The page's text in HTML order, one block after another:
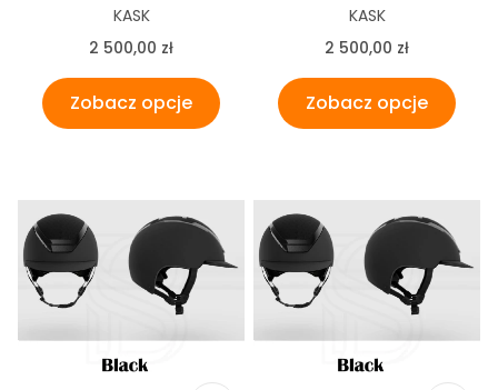
Producent
KASK
Cena
2 500,00 zł
Zobacz opcje
Producent
KASK
Cena
2 500,00 zł
Zobacz opcje